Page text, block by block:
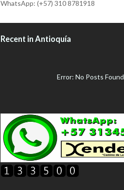
WhatsApp: (+57) 310 8781918
Recent in Antioquía
Error: No Posts Found